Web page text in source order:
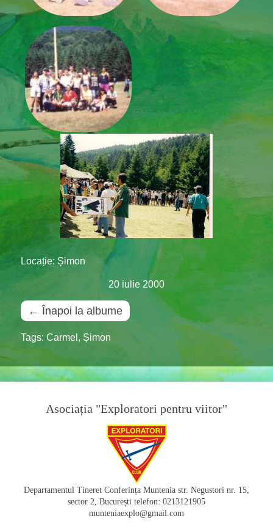
Locație: Șimon
20 iulie 2000
← Înapoi la albume
Tags: Carmel , Șimon
Asociația "Exploratori pentru viitor"
Departamentul Tineret Conferința Muntenia str. Negustori nr. 15,
sector 2, București telefon: 0213121905
munteniaexplo@gmail.com